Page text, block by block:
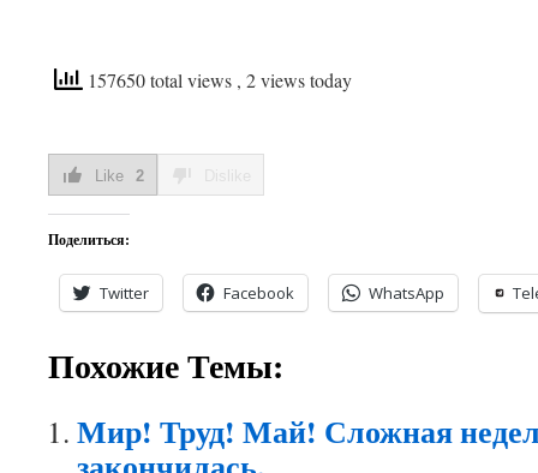
157650 total views , 2 views today
Like 2
Поделиться:
Twitter Facebook WhatsApp
Похожие Темы:
Мир! Труд! Май! Сложная